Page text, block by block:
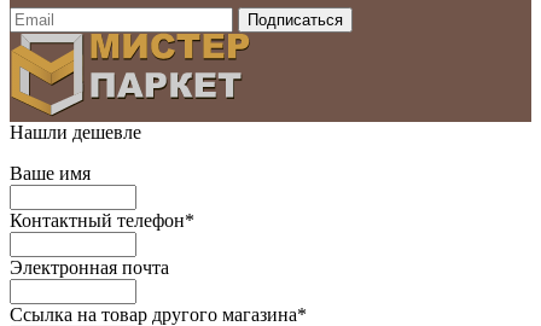
Нашли дешевле
Ваше имя
Контактный телефон*
Электронная почта
Ссылка на товар другого магазина*